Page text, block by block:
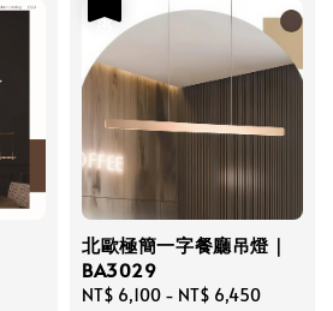
北歐極簡一字餐廳吊燈｜
BA3029
Sale
NT$ 6,100 - NT$ 6,450